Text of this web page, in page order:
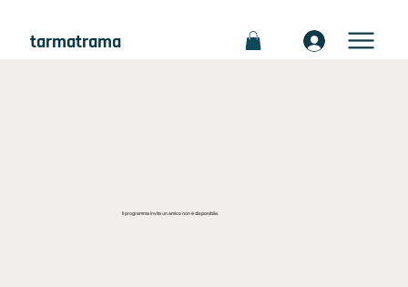
tarmatrama
Il programma Invita un amico non è disponibile.